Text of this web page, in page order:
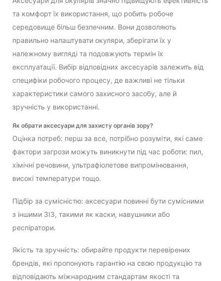
та комфорт їх використання, що робить робоче
середовище більш безпечним. Вони дозволяють
правильно налаштувати окуляри, зберігати їх у
належному вигляді та подовжують термін їх
експлуатації. Вибір відповідних аксесуарів залежить від
специфіки робочого процесу, де важливі не тільки
характеристики самого захисного засобу, але й
зручність у використанні.
Як обрати аксесуари для захисту органів зору?
Оцінка потреб: перш за все, потрібно розуміти, які саме
фактори загрози можуть виникнути під час роботи: пил,
хімічні речовини, ультрафіолетове випромінювання,
високі температури тощо.
Підбір за сумісністю: аксесуари повинні бути сумісними
з іншими ЗІЗ, такими як каски, навушники або
респіратори.
Якість та зручність: обирайте продукти перевірених
брендів, які пропонують гарантію на свою продукцію та
відповідають міжнародним стандартам якості та